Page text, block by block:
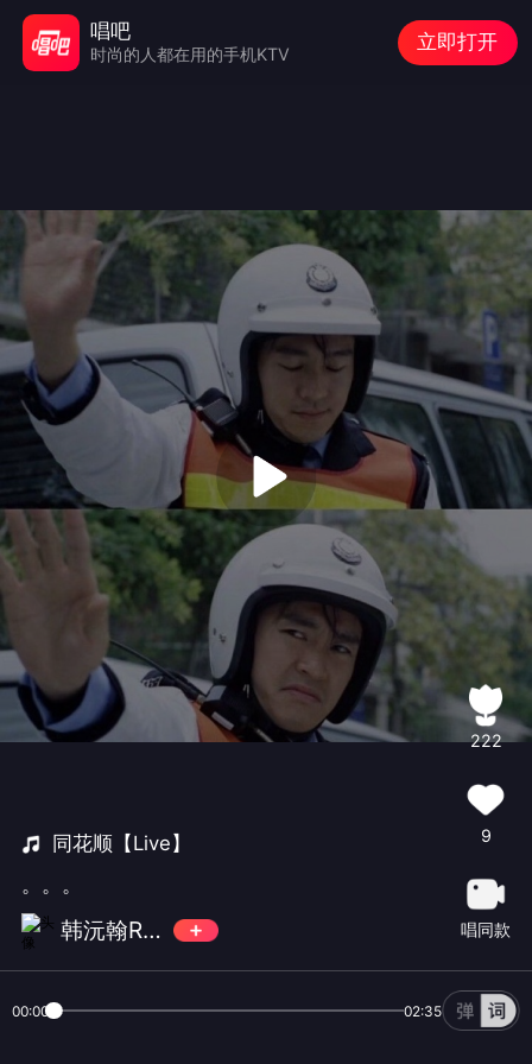
同花顺【Live】
。。。
韩沅翰Ryan
222
9
唱同款
00:00 02:35
唱吧
时尚的人都在用的手机KTV
立即打开